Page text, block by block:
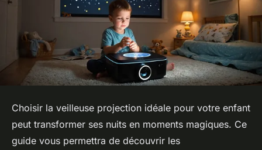
Choisir la veilleuse projection idéale pour votre enfant
peut transformer ses nuits en moments magiques. Ce
guide vous permettra de découvrir les